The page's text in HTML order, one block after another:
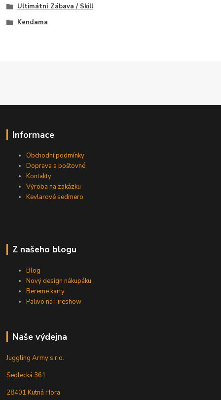
Ultimátní Zábava / Skill
Kendama
Informace
Obchodní podmínky
Doprava a poštovné
Kontakty
Výroba na zakázku
Kevlarové sedmero
Z našeho blogu
Blog
Nový design nákupáku
Bereme karty
Palivo na Fireshow
Naše výdejna
Juggling Army s.r.o.
Sedlecká 361
28401 Kutná Hora